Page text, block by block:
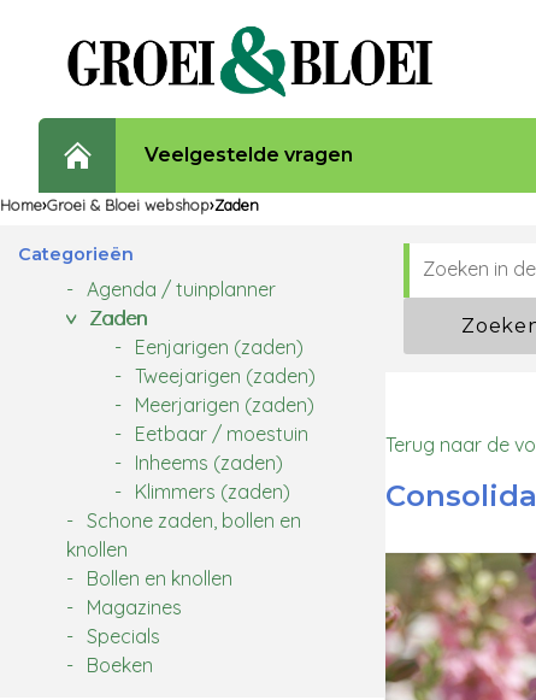
Veelgestelde vragen
Home Groei & Bloei webshop Zaden
Terug naar de
Categorieën
Agenda / tuinplanner
Zaden
Eenjarigen (zaden)
Tweejarigen (zaden)
Meerjarigen (zaden)
Eetbaar / moestuin
Inheems (zaden)
Klimmers (zaden)
Schone zaden, bollen en
knollen
Bollen en knollen
Magazines
Specials
Boeken
Zoek: